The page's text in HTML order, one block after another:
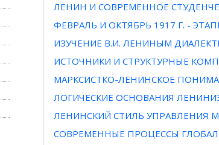
ЛЕНИН И СОВРЕМЕННОЕ
ФЕВРАЛЬ И ОКТЯБРЬ 1917 Г. -
ИЗУЧЕНИЕ В.И. ЛЕНИНЫМ
ИСТОЧНИКИ И СТРУКТУРНЫЕ
МАРКСИСТКО-ЛЕНИНСКОЕ
ЛОГИЧЕСКИЕ ОСНОВАНИЯ
ЛЕНИНСКИЙ СТИЛЬ УПРАВЛЕНИЯ
СОВРЕМЕННЫЕ ПРОЦЕССЫ